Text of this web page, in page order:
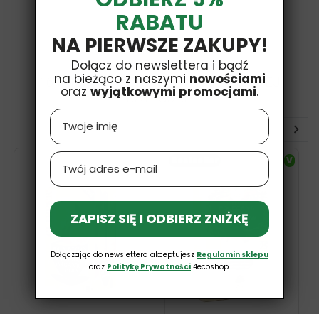
16 INNYCH PRODUKTÓW W TEJ SAMEJ
KATEGORII:
V
RABATU
NA PIERWSZE ZAKUPY!
Dołącz do newslettera i bądź
na bieżąco z naszymi nowościami
oraz wyjątkowymi promocjami.
Name
Email
ZAPISZ SIĘ I ODBIERZ ZNIŻKĘ
Dołączając do newslettera akceptujesz Regulamin sklepu
oraz Politykę Prywatności 4ecoshop.